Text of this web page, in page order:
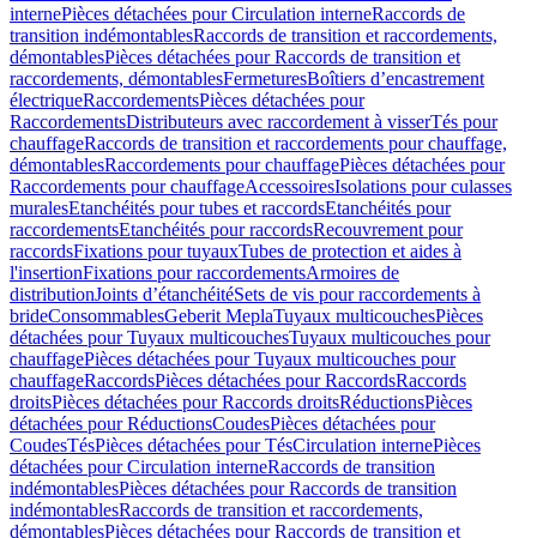
internePièces détachées pour Circulation interneRaccords de
transition indémontablesRaccords de transition et raccordements,
démontablesPièces détachées pour Raccords de transition et
raccordements, démontablesFermeturesBoîtiers d’encastrement
électriqueRaccordementsPièces détachées pour
RaccordementsDistributeurs avec raccordement à visserTés pour
chauffageRaccords de transition et raccordements pour chauffage,
démontablesRaccordements pour chauffagePièces détachées pour
Raccordements pour chauffageAccessoiresIsolations pour culasses
muralesEtanchéités pour tubes et raccordsEtanchéités pour
raccordementsEtanchéités pour raccordsRecouvrement pour
raccordsFixations pour tuyauxTubes de protection et aides à
l'insertionFixations pour raccordementsArmoires de
distributionJoints d’étanchéitéSets de vis pour raccordements à
brideConsommablesGeberit MeplaTuyaux multicouchesPièces
détachées pour Tuyaux multicouchesTuyaux multicouches pour
chauffagePièces détachées pour Tuyaux multicouches pour
chauffageRaccordsPièces détachées pour RaccordsRaccords
droitsPièces détachées pour Raccords droitsRéductionsPièces
détachées pour RéductionsCoudesPièces détachées pour
CoudesTésPièces détachées pour TésCirculation internePièces
détachées pour Circulation interneRaccords de transition
indémontablesPièces détachées pour Raccords de transition
indémontablesRaccords de transition et raccordements,
démontablesPièces détachées pour Raccords de transition et